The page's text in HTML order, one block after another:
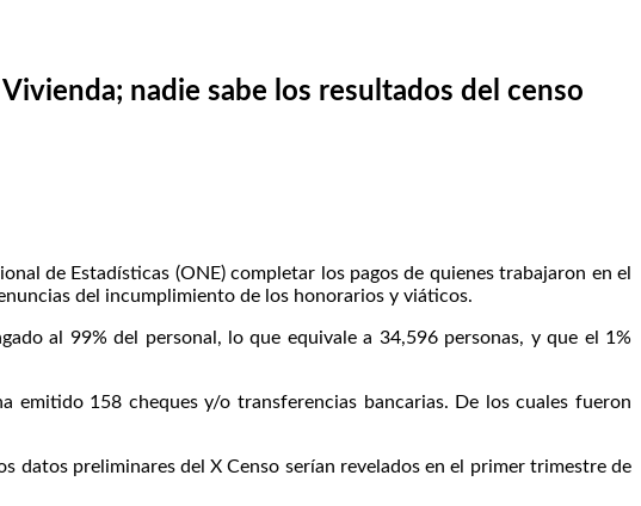
nadie sabe los resultados del censo
de Estadísticas (ONE) completar los pagos de quienes trabajaron en el
del incumplimiento de los honorarios y viáticos.
al 99% del personal, lo que equivale a 34,596 personas, y que el 1%
emitido 158 cheques y/o transferencias bancarias. De los cuales fueron
datos preliminares del X Censo serían revelados en el primer trimestre de